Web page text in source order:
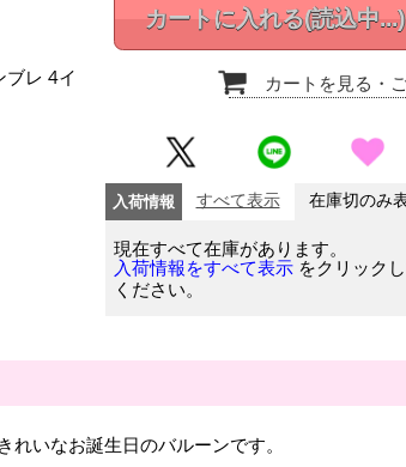
ブレ 4イ
カートに入れる(読込中...)
カートを見る ・
入荷情報 すべて表示 在庫切のみ
現在すべて在庫があります。
入荷情報をすべて表示 をクリック
ください。
いなお誕生日のバルーンです。